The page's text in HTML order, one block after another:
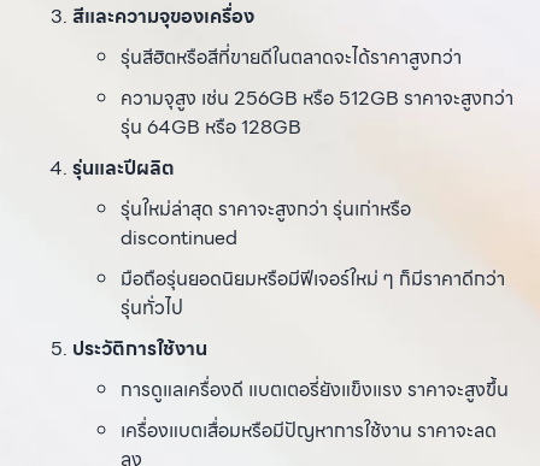
สีและความจุของเครื่อง
รุ่นสีฮิตหรือสีที่ขายดีในตลาดจะได้ราคาสูงกว่า
ความจุสูง เช่น 256GB หรือ 512GB ราคาจะสูงกว่า
รุ่น 64GB หรือ 128GB
รุ่นและปีผลิต
รุ่นใหม่ล่าสุด ราคาจะสูงกว่า รุ่นเก่าหรือ
discontinued
มือถือรุ่นยอดนิยมหรือมีฟีเจอร์ใหม่ ๆ ก็มีราคาดีกว่า
รุ่นทั่วไป
ประวัติการใช้งาน
การดูแลเครื่องดี แบตเตอรี่ยังแข็งแรง ราคาจะสูงขึ้น
เครื่องแบตเสื่อมหรือมีปัญหาการใช้งาน ราคาจะลด
ลง